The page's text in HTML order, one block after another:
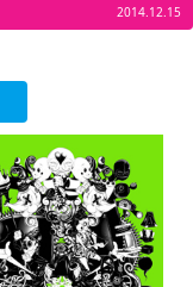
2014.12.15